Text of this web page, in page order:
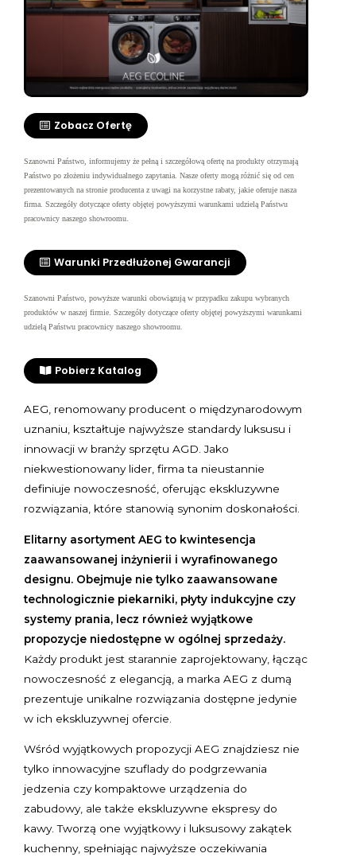
Zobacz Ofertę
Szanowni Państwo, informujemy że pełną i szczegółową ofertę na produkty otrzymają
Państwo po złożeniu indywidualnego zapytania. Nasze oferty mogą różnić się od cen
prezentowanych na stronie producenta z uwagi na korzystne rabaty, jakie oferuje nasza
firma. Szczegóły dotyczące oferty objętej powyższymi warunkami udzielą Państwu
pracownicy naszego showroomu.
Warunki Przedłużonej Gwarancji
Szanowni Państwo, powyższe warunki obowiązują w przypadku zakupu wybranych
produktów w naszej firmie. Szczegóły dotyczące oferty objętej powyższymi warunkami
udzielą Państwu pracownicy naszego showroomu.
Pobierz Katalog
AEG, renomowany producent o międzynarodowym
uznaniu, kształtuje najwyższe standardy luksusu i
innowacji w branży sprzętu AGD. Jako
niekwestionowany lider, firma ta nieustannie
definiuje nowoczesność, oferując ekskluzywne
rozwiązania, które stanowią synonim doskonałości.
Elitarny asortyment AEG to kwintesencja
zaawansowanej inżynierii i wyrafinowanego
designu. Obejmuje nie tylko zaawansowane
technologicznie piekarniki, płyty indukcyjne czy
systemy prania, lecz również wyjątkowe
propozycje niedostępne w ogólnej sprzedaży.
Każdy produkt jest starannie zaprojektowany, łącząc
nowoczesność z elegancją, a marka AEG z dumą
prezentuje unikalne rozwiązania dostępne jedynie
w ich ekskluzywnej ofercie.
Wśród wyjątkowych propozycji AEG znajdziesz nie
tylko innowacyjne szuflady do podgrzewania
jedzenia czy kompaktowe urządzenia do
zabudowy, ale także ekskluzywne ekspresy do
kawy. Tworzą one wyjątkowy i luksusowy zakątek
kuchenny, spełniając najwyższe oczekiwania